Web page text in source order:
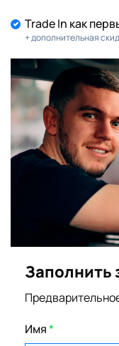
Trade In как
+ дополнительная
Заполнить
Имя*